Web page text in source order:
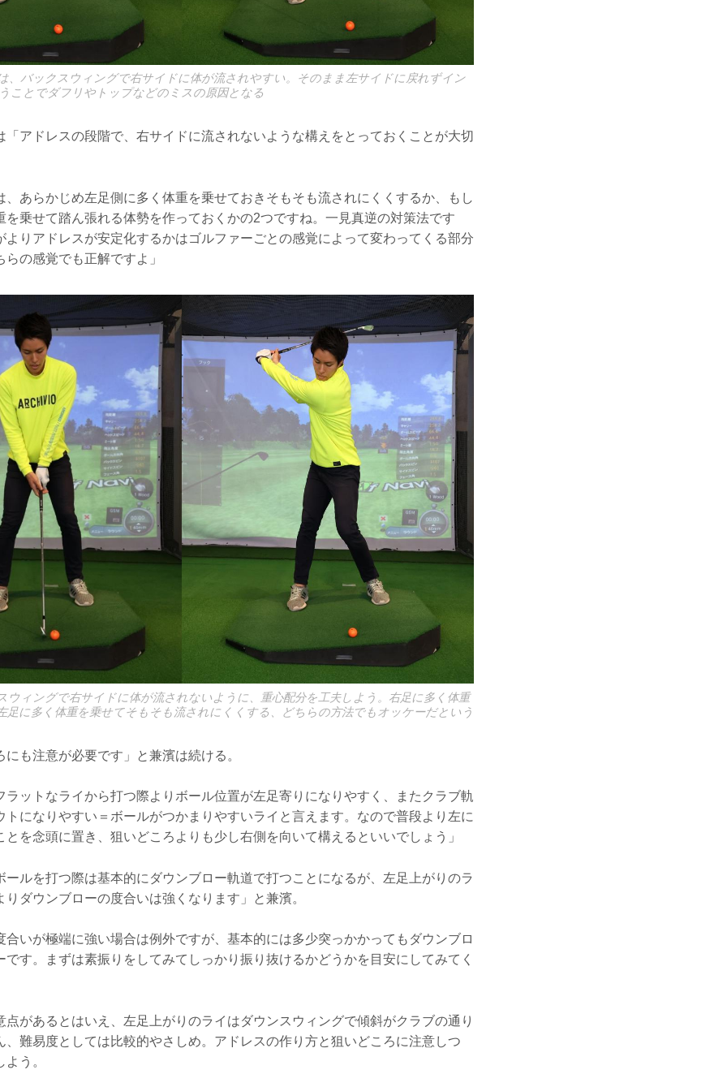
、バックスウィングで右サイドに体が流されやすい。そのまま左サイドに戻れずイン
ことでダフリやトップなどのミスの原因となる
「アドレスの段階で、右サイドに流されないような構えをとっておくことが大切
、あらかじめ左足側に多く体重を乗せておきそもそも流されにくくするか、もし
を乗せて踏ん張れる体勢を作っておくかの2つですね。一見真逆の対策法です
よりアドレスが安定化するかはゴルファーごとの感覚によって変わってくる部分
の感覚でも正解ですよ」
ウィングで右サイドに体が流されないように、重心配分を工夫しよう。右足に多く体重
足に多く体重を乗せてそもそも流されにくくする、どちらの方法でもオッケーだという
も注意が必要です」と兼濱は続ける。
ラットなライから打つ際よりボール位置が左足寄りになりやすく、またクラブ軌
トになりやすい＝ボールがつかまりやすいライと言えます。なので普段より左に
とを念頭に置き、狙いどころよりも少し右側を向いて構えるといいでしょう」
ールを打つ際は基本的にダウンブロー軌道で打つことになるが、左足上がりのラ
ダウンブローの度合いは強くなります」と兼濱。
合いが極端に強い場合は例外ですが、基本的には多少突っかかってもダウンブロ
です。まずは素振りをしてみてしっかり振り抜けるかどうかを目安にしてみてく
点があるとはいえ、左足上がりのライはダウンスウィングで傾斜がクラブの通り
、難易度としては比較的やさしめ。アドレスの作り方と狙いどころに注意しつ
う。